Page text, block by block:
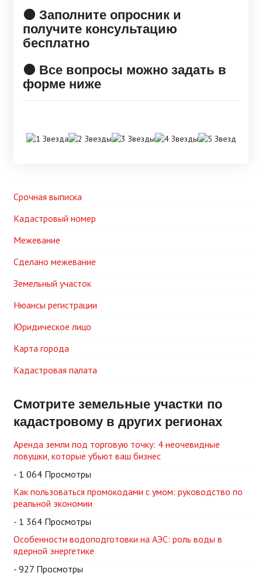
🟠 Заполните опросник и
получите консультацию
бесплатно
🟠 Все вопросы можно задать в
форме ниже
Срочная выписка
Кадастровый номер
Межевание
Сделано межевание
Земельный участок
Нюансы регистрации
Юридическое лицо
Карта города
Кадастровая палата
Смотрите земельные участки по
кадастровому в других регионах
Аренда земли под торговую точку: 4 неочевидные
ловушки, которые убьют ваш бизнес
- 1 064 Просмотры
Как пользоваться промокодами с умом: руководство по
реальной экономии
- 1 364 Просмотры
Особенности водоподготовки на АЭС: роль воды в
ядерной энергетике
- 927 Просмотры